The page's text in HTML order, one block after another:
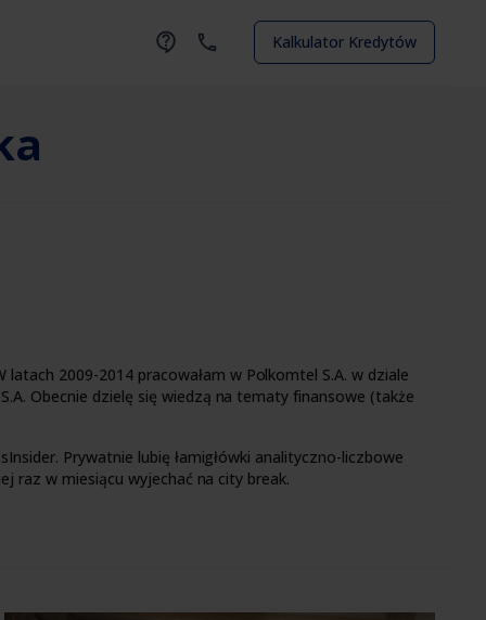
Kalkulator Kredytów
2009-2014 pracowałam w Polkomtel S.A. w dziale
Obecnie dzielę się wiedzą na tematy finansowe (także
Prywatnie lubię łamigłówki analityczno-liczbowe
raz w miesiącu wyjechać na city break.